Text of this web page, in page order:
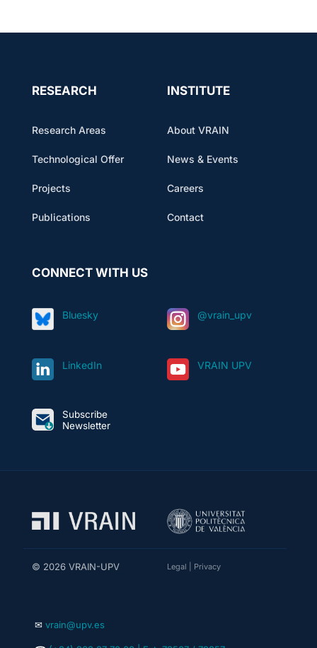
RESEARCH
Research Areas
Technological Offer
Projects
Publications
INSTITUTE
About VRAIN
News & Events
Careers
Contact
CONNECT WITH US
Bluesky @vrain_upv
LinkedIn VRAIN UPV
Subscribe
Newsletter
© 2026 VRAIN-UPV Legal Privacy
✉ vrain@upv.es